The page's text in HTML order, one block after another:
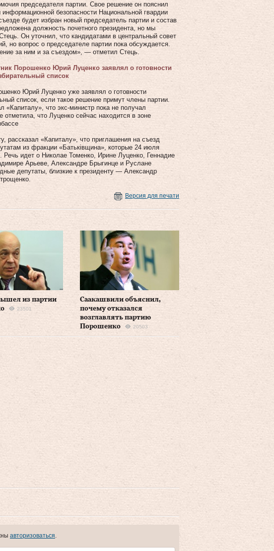
председателя партии. Свое решение он пояснил
безопасности Национальной гвардии
будет избран новый председатель партии и состав
должность почетного президента, но мы
Он уточнил, что кандидатами в центральный совет
но вопрос о председателе партии пока обсуждается.
за ним и за съездом», — отметил Стець.
Порошенко Юрий Луценко заявлял о готовности
список
Юрий Луценко уже заявлял о готовности
список, если такое решение примут члены партии.
«Капиталу», что экс-министр пока не получал
что Луценко сейчас находится в зоне
рассказал «Капиталу», что приглашения на съезд
из фракции «Батьківщина», которые 24 июля
идет о Николае Томенко, Ирине Луценко, Геннадие
Арьеве, Александре Брыгинце и Руслане
депутаты, близкие к президенту — Александр
Версия для печати
из партии
23501
Саакашвили объяснил,
почему отказался
возглавлять партию
Порошенко
20503
авторизоваться.